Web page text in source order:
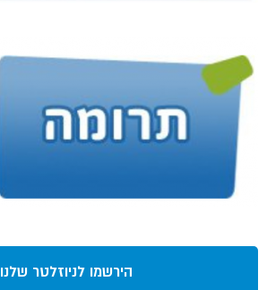
הירשמו לניוזלטר שלנו